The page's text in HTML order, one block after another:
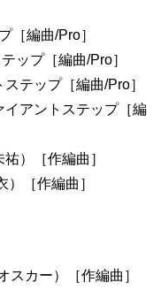
［編曲/Pro］
ップ［編曲/Pro］
テップ［編曲/Pro］
イアントステップ［編
）［作編曲］
）［作編曲］
スカー）［作編曲］